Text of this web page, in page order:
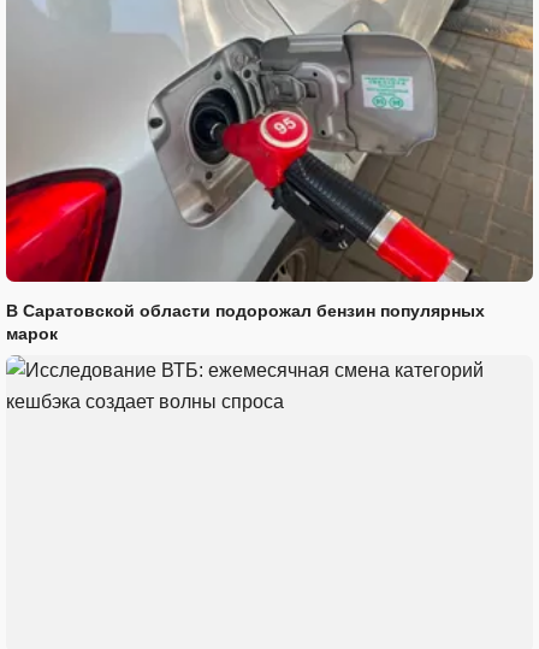
В Саратовской области подорожал бензин популярных
марок